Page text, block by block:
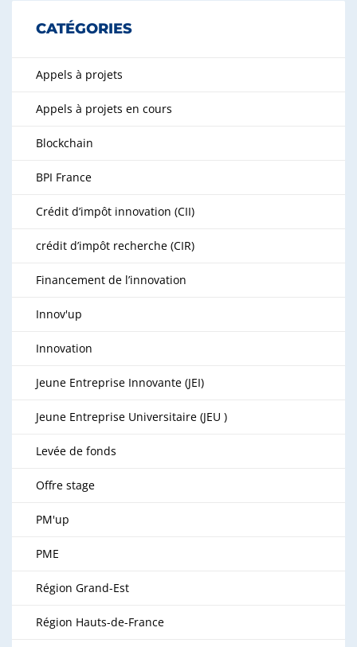
CATÉGORIES
Appels à projets
Appels à projets en cours
Blockchain
BPI France
Crédit d’impôt innovation (CII)
crédit d’impôt recherche (CIR)
Financement de l’innovation
Innov'up
Innovation
Jeune Entreprise Innovante (JEI)
Jeune Entreprise Universitaire (JEU )
Levée de fonds
Offre stage
PM'up
PME
Région Grand-Est
Région Hauts-de-France